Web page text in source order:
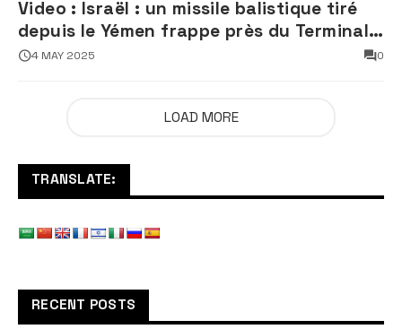
Video : Israël : un missile balistique tiré
depuis le Yémen frappe près du Terminal
3 de l’aéroport Ben Gourion
4 MAY 2025 0
LOAD MORE
TRANSLATE:
RECENT POSTS